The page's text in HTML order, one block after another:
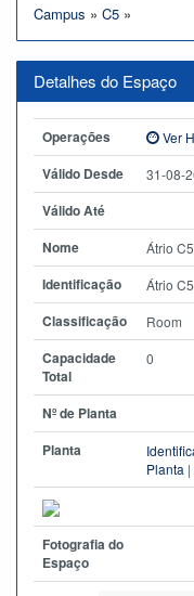
Campus » C5 »
Detalhes do Espaço
Operações Ver
Válido Desde 31-08-
Válido Até
Nome
Átrio C5
Identificação Átrio C5
Classificação Room
Capacidade
Total
0
Nº de Planta
Planta
Planta |
Fotografia do
Espaço